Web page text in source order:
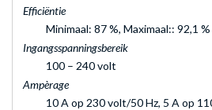
Efficiëntie
Minimaal: 87 %, Maximaal:: 92,1 %
Ingangsspanningsbereik
100 – 240 volt
Ampèrage
10 A op 230 volt/50 Hz, 5 A op